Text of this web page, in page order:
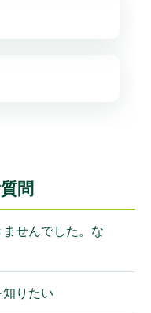
問
ませんでした。な
知りたい